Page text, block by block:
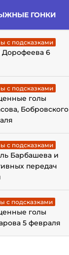
ГОНКИ
с подсказками
Дорофеева 6
с подсказками
голы
Бобровского
с подсказками
Барбашева и
передач
с подсказками
голы
5 февраля